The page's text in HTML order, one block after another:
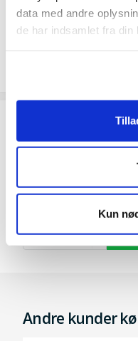
data med andre
de har indsamlet fra din
Kun
Erhverv
Afhentning i Odense
Ofte købt
159,-
Andre kunder